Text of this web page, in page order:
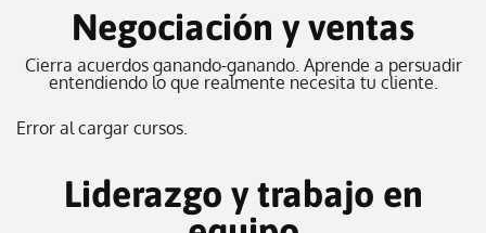
Negociación y ventas
Cierra acuerdos ganando-ganando. Aprende a persuadir
entendiendo lo que realmente necesita tu cliente.
Error al cargar cursos.
Liderazgo y trabajo en